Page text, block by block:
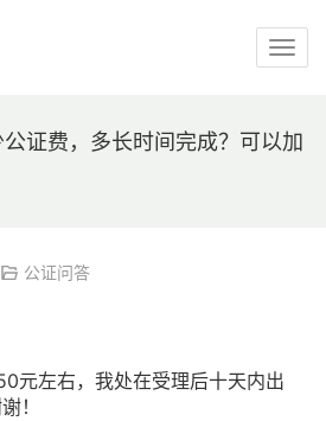
证费，多长时间完成？可以加
公证问答
元左右，我处在受理后十天内出
！